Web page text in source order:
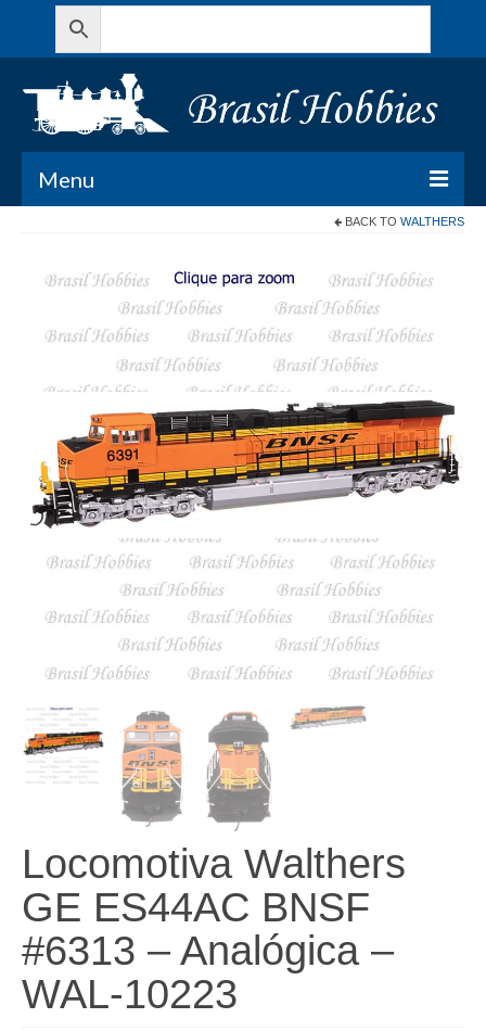
Menu
Meu Carrinho
Minha conta
BACK TO WALTHERS
Locomotiva Walthers
GE ES44AC BNSF
#6313 – Analógica –
WAL-10223